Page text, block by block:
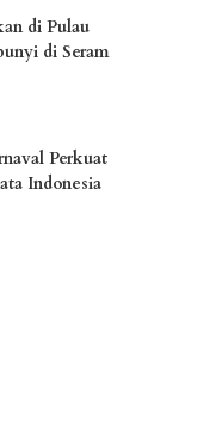
di Pulau
di Seram
Perkuat
Indonesia